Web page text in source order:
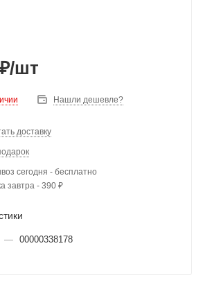
₽/шт
Нашли дешевле?
доставку
сегодня - бесплатно
завтра - 390 ₽
— 00000338178